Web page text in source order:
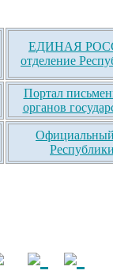
ЕДИНАЯ
отделение
Портал
органов
Официальный